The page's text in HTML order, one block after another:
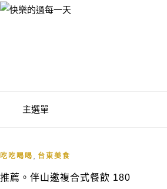
快樂的過每一天
主選單
吃吃喝喝 台東美食
薦。伴山邀複合式餐飲 180